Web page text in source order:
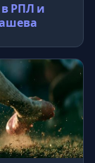
РПЛ и